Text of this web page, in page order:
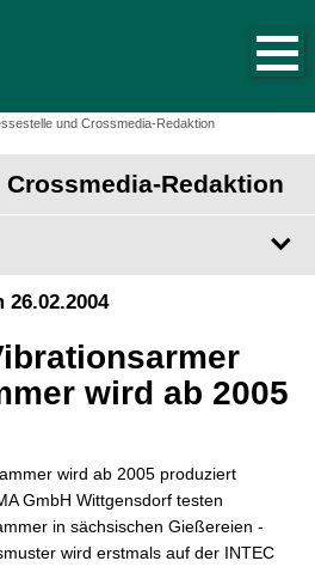
und Crossmedia-Redaktion
Redaktion
wird ab 2005
wird ab 2005 produziert
GmbH Wittgensdorf testen
in sächsischen Gießereien -
wird erstmals auf der INTEC